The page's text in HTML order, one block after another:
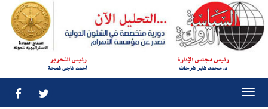
رئيس مجلس الإدارة
د. محمد فايز فرحات
رئيس التحرير
أحمد ناجى قمحة